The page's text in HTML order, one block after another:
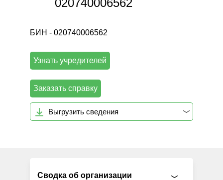
020740006562
БИН - 020740006562
Узнать учредителей
Заказать справку
Выгрузить сведения
Сводка об организации